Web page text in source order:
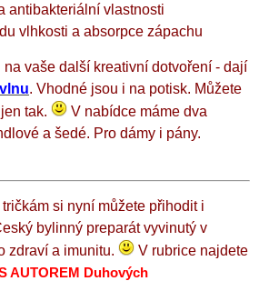
antibakteriální vlastnosti
vlhkosti a absorpce zápachu
vaše další kreativní dotvoření - dají
. Vhodné jsou i na potisk. Můžete
tak.
V nabídce máme dva
a šedé. Pro dámy i pány.
si nyní můžete přihodit i
bylinný preparát vyvinutý v
zdraví a imunitu.
V rubrice najdete
AUTOREM Duhových